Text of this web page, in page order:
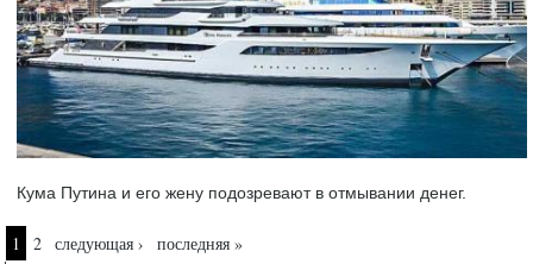
Кума Путина и его жену подозревают в отмывании денег.
Страницы
1 2 следующая › последняя »